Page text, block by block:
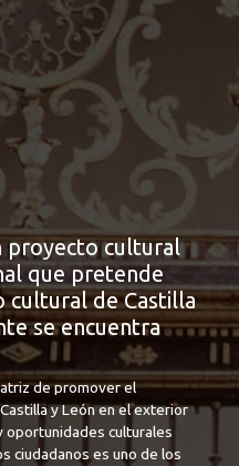
proyecto cultural
que pretende
de Castilla
se encuentra
de promover el
y León en el exterior
oportunidades culturales
ciudadanos es uno de los